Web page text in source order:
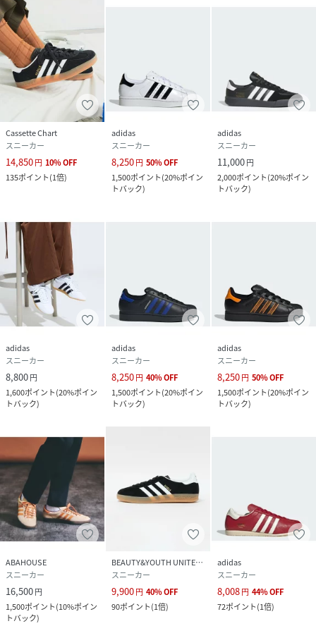
Cassette Chart
スニーカー
14,850円 10%OFF
135ポイント(1倍)
adidas
スニーカー
8,250円 50%OFF
1,500ポイント(20%ポイン
トバック)
adidas
スニーカー
11,000円
2,000ポイント(20%ポイン
トバック)
adidas
スニーカー
8,800円
1,600ポイント(20%ポイン
トバック)
adidas
スニーカー
8,250円 40%OFF
1,500ポイント(20%ポイン
トバック)
adidas
スニーカー
8,250円 50%OFF
1,500ポイント(20%ポイン
トバック)
ABAHOUSE
スニーカー
16,500円
1,500ポイント(10%ポイン
トバック)
BEAUTY&YOUTH UNITED ARROWS
スニーカー
9,900円 40%OFF
90ポイント(1倍)
adidas
スニーカー
8,008円 44%OFF
72ポイント(1倍)